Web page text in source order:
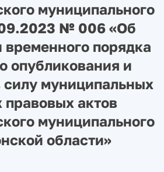
муниципального
№ 006 «Об
порядка
опубликования и
силу муниципальных
актов
муниципального
области»